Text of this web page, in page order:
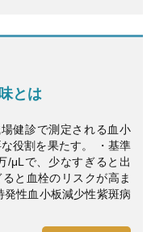
とは
健診で測定される血小
役割を果たす。 ・基準
/μLで、少なすぎると出
と血栓のリスクが高ま
発性血小板減少性紫斑病